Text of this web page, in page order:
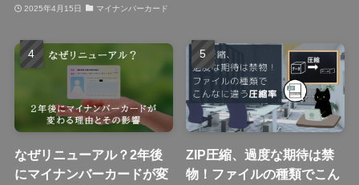
2025年4月15日 マイナンバーカード
なぜリニューアル？2年後
にマイナンバーカードが変
ZIP圧縮、過度な期待は禁
物！ファイルの種類でこん